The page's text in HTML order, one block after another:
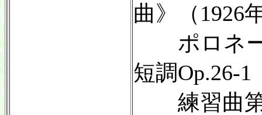
曲》（1926
ポロネー
短調Op.26-1
練習曲第